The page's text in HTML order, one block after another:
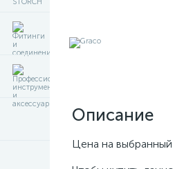
Описание
Цена на выбранный